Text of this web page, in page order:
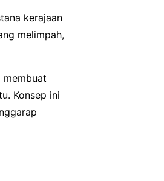
kerajaan
melimpah,
membuat
Konsep ini